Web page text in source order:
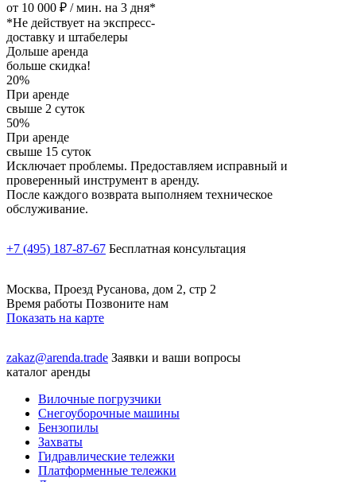
от 10 000 ₽ / мин. на 3 дня*
*Не действует на экспресс-
доставку и штабелеры
Дольше аренда
больше скидка!
20%
При аренде
свыше 2 суток
50%
При аренде
свыше 15 суток
Исключает проблемы. Предоставляем исправный и
проверенный инструмент в аренду.
После каждого возврата выполняем техническое
обслуживание.
+7 (495) 187-87-67 Бесплатная консультация
Москва, Проезд Русанова, дом 2, стр 2
Время работы Позвоните нам
Показать на карте
zakaz@arenda.trade Заявки и ваши вопросы
каталог аренды
Вилочные погрузчики
Снегоуборочные машины
Бензопилы
Захваты
Гидравлические тележки
Платформенные тележки